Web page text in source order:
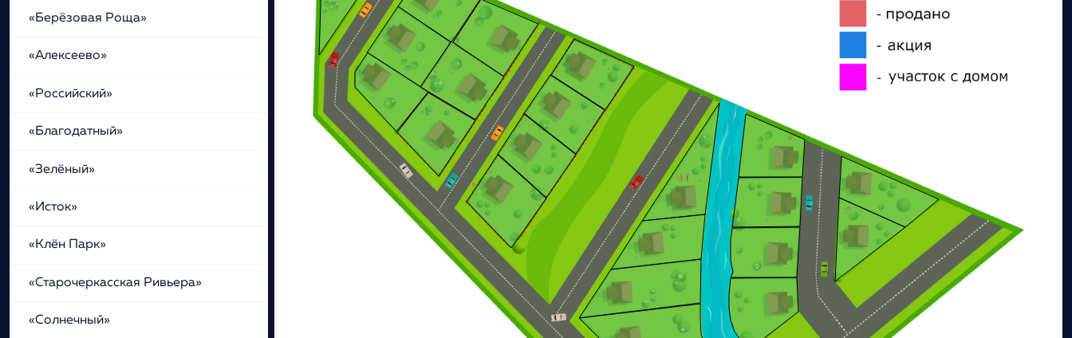
«Берёзовая Роща»
«Алексеево»
«Российский»
«Благодатный»
«Зелёный»
«Исток»
«Клён Парк»
«Старочеркасская Ривьера»
«Солнечный»